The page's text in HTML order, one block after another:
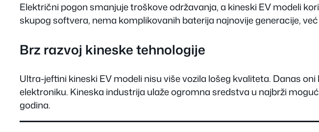
Električni pogon smanjuje troškove održavanja, a kineski EV modeli
skupog softvera, nema komplikovanih baterija najnovije generacije,
Brz razvoj kineske tehnologije
Ultra-jeftini kineski EV modeli nisu više vozila lošeg kvaliteta. Danas
elektroniku. Kineska industrija ulaže ogromna sredstva u najbrži
godina.